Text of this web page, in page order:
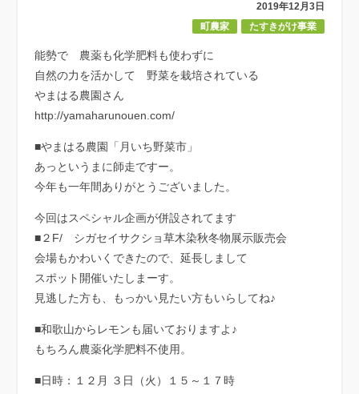
2019年12月3日
たすきがけ事業
町農家
能勢で 農薬も化学肥料も使わずに
自然の力を活かして 野菜を栽培されている
やまはる農園さん
http://yamaharunouen.com/
■やまはる農園「月いち野菜市」
あっというまに師走ですー。
今年も一年間ありがとうございました。
今回はスペシャル企画が併設されてます
■２F/ シガセイサクショ草木染秋冬物展示販売会
会場もかわいくできたので、延長しまして
スポット開催いたしまーす。
見逃した方も、もっかい見たい方もいらしてね♪
■和歌山からレモンも届いておりますよ♪
もちろん農薬化学肥料不使用。
■日時：１２月 ３日（火）１５～１７時